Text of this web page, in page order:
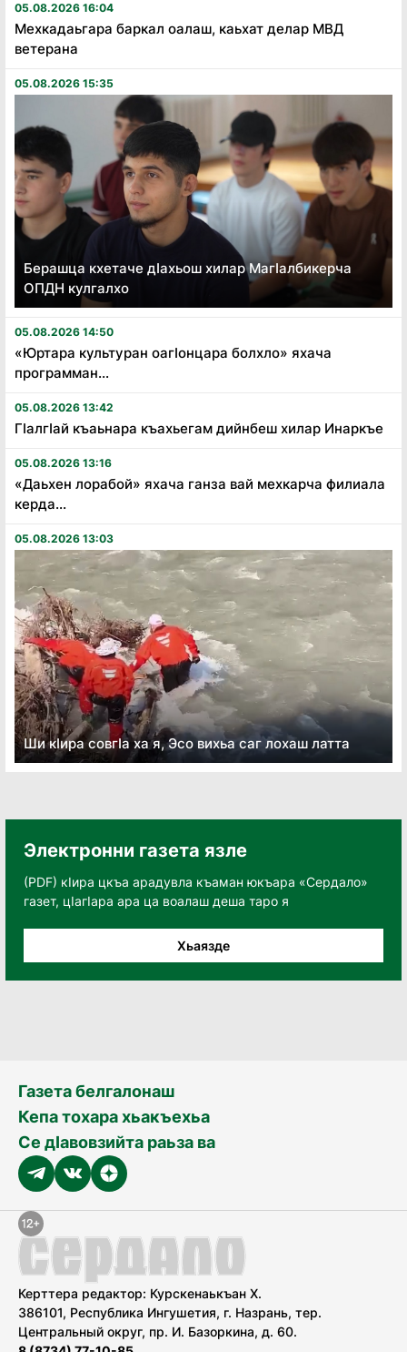
05.08.2026 16:04
Мехкадаьгара баркал оалаш, каьхат делар МВД
ветерана
05.08.2026 15:35
Берашца кхетаче дӏахьош хилар Магӏалбикерча
ОПДН кулгалхо
05.08.2026 14:50
«Юртара культуран оагӏонцара болхло» яхача
программан...
05.08.2026 13:42
Гӏалгӏай къаьнара къахьегам дийнбеш хилар Инаркъе
05.08.2026 13:16
«Даьхен лорабой» яхача ганза вай мехкарча филиала
керда...
05.08.2026 13:03
Ши кӏира совгӏа ха я, Эсо вихьа саг лохаш латта
Электронни газета язле
(PDF) кӀира цкъа арадувла къаман юкъара «Сердало»
газет, цӀагӀара ара ца воалаш деша таро я
Хьаязде
Газета белгалонаш
Кепа тохара хьакъехьа
Се дӀавовзийта раьза ва
Керттера редактор: Курскенаькъан Х.
386101, Республика Ингушетия, г. Назрань, тер.
Центральный округ, пр. И. Базоркина, д. 60.